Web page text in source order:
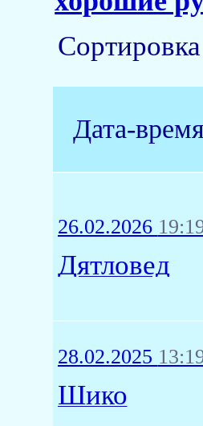
Дата-время
26.02.2026
Дятловед
28.02.2025
Шико